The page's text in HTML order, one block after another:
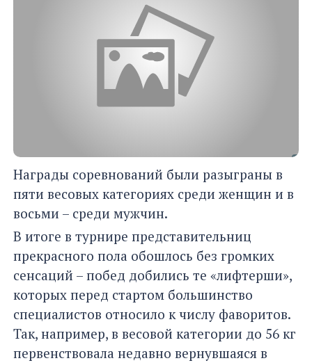
Награды соревнований были разыграны в
пяти весовых категориях среди женщин и в
восьми – среди мужчин.
В итоге в турнире представительниц
прекрасного пола обошлось без громких
сенсаций – побед добились те «лифтерши»,
которых перед стартом большинство
специалистов относило к числу фаворитов.
Так, например, в весовой категории до 56 кг
первенствовала недавно вернувшаяся в